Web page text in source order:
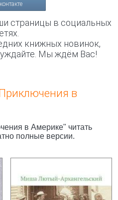
страницы в социальных
книжных новинок,
Мы ждём Вас!
в
в Америке" читать
полные версии.